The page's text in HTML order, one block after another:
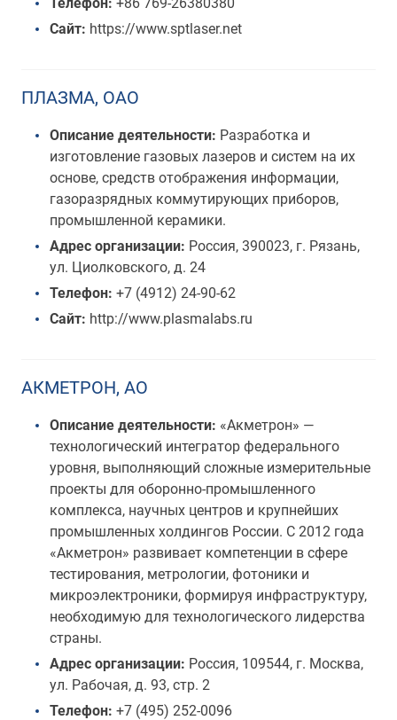
Сайт: https://www.sptlaser.net
ПЛАЗМА, ОАО
Описание деятельности: Разработка и
изготовление газовых лазеров и систем на их
основе, средств отображения информации,
газоразрядных коммутирующих приборов,
промышленной керамики.
Адрес организации: Россия, 390023, г. Рязань,
ул. Циолковского, д. 24
Телефон: +7 (4912) 24-90-62
Сайт: http://www.plasmalabs.ru
АКМЕТРОН, АО
Описание деятельности: «Акметрон» —
технологический интегратор федерального
уровня, выполняющий сложные измерительные
проекты для оборонно-промышленного
комплекса, научных центров и крупнейших
промышленных холдингов России. С 2012 года
«Акметрон» развивает компетенции в сфере
тестирования, метрологии, фотоники и
микроэлектроники, формируя инфраструктуру,
необходимую для технологического лидерства
страны.
Адрес организации: Россия, 109544, г. Москва,
ул. Рабочая, д. 93, стр. 2
Телефон: +7 (495) 252-0096